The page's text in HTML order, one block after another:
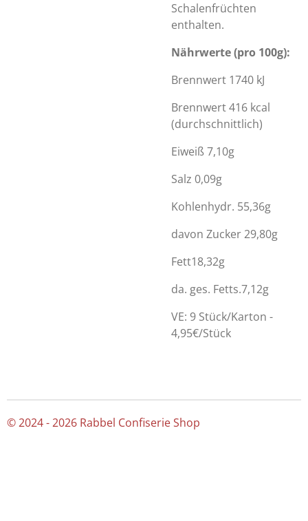
Schalenfrüchten
enthalten.
Nährwerte (pro 100g):
Brennwert 1740 kJ
Brennwert 416 kcal
(durchschnittlich)
Eiweiß 7,10g
Salz 0,09g
Kohlenhydr. 55,36g
davon Zucker 29,80g
Fett18,32g
da. ges. Fetts.7,12g
VE: 9 Stück/Karton -
4,95€/Stück
© 2024 - 2026 Rabbel Confiserie Shop